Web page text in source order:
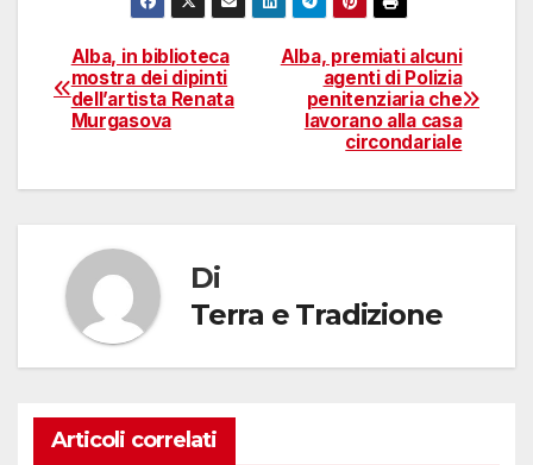
Navigazione
articoli
Alba, premiati alcuni
agenti di Polizia
penitenziaria che
lavorano alla casa
circondariale
Alba, in biblioteca
mostra dei dipinti
dell’artista Renata
Murgasova
Di
Terra e Tradizione
Articoli correlati